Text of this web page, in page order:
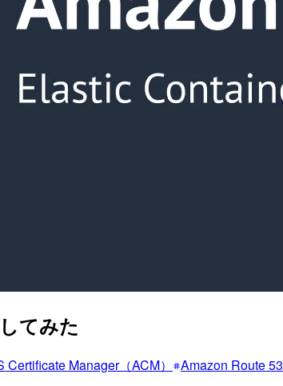
てみた
Certificate Manager（ACM）
Amazon Route 53